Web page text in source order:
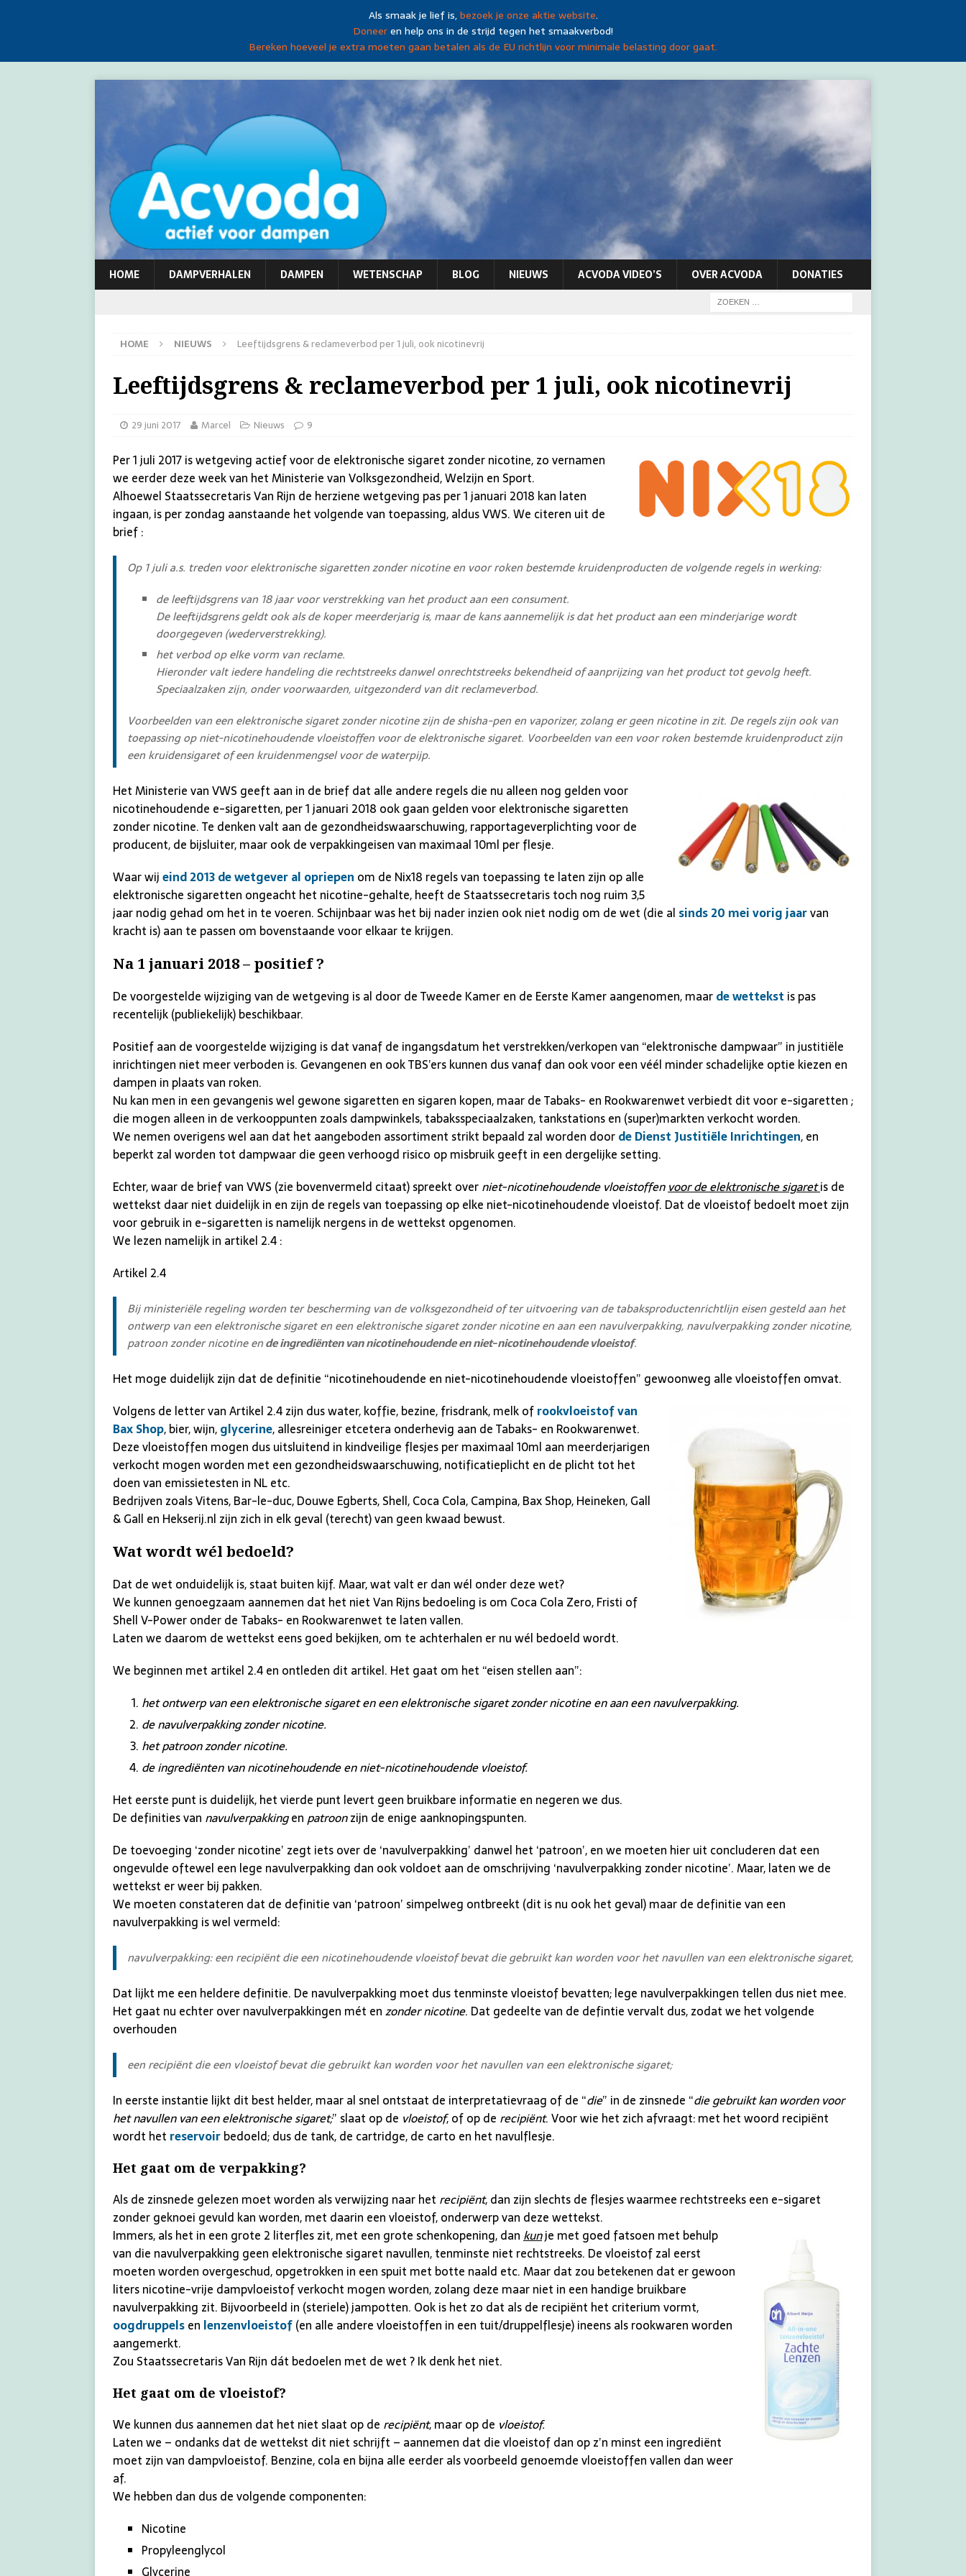
Als smaak je lief is,bezoek je onze aktie website.
Doneeren help ons in de strijd tegen het smaakverbod!
Bereken hoeveel je extra moeten gaan betalen als de EU richtlijn voor minimale belasting door gaat.
HOME DAMPVERHALEN DAMPEN WETENSCHAP BLOG NIEUWS ACVODA VIDEO’S OVER ACVODA DONATIES
HOME NIEUWS Leeftijdsgrens & reclameverbod per 1 juli, ook nicotinevrij
Leeftijdsgrens & reclameverbod per 1 juli, ook nicotinevrij
29 juni 2017 Marcel Nieuws 9
Per 1 juli 2017 is wetgeving actief voor de elektronische sigaret zonder nicotine, zo vernamen
we eerder deze week van het Ministerie van Volksgezondheid, Welzijn en Sport.
Alhoewel Staatssecretaris Van Rijn de herziene wetgeving pas per 1 januari 2018 kan laten
ingaan, is per zondag aanstaande het volgende van toepassing, aldus VWS. We citeren uit de
brief :
Op 1 juli a.s. treden voor elektronische sigaretten zonder nicotine en voor roken bestemde kruidenproducten de volgende regels in werking:
de leeftijdsgrens van 18 jaar voor verstrekking van het product aan een consument.
De leeftijdsgrens geldt ook als de koper meerderjarig is, maar de kans aannemelijk is dat het product aan een minderjarige wordt
doorgegeven (wederverstrekking).
het verbod op elke vorm van reclame.
Hieronder valt iedere handeling die rechtstreeks danwel onrechtstreeks bekendheid of aanprijzing van het product tot gevolg heeft.
Speciaalzaken zijn, onder voorwaarden, uitgezonderd van dit reclameverbod.
Voorbeelden van een elektronische sigaret zonder nicotine zijn de shisha-pen en vaporizer, zolang er geen nicotine in zit. De regels zijn ook van
toepassing op niet-nicotinehoudende vloeistoffen voor de elektronische sigaret. Voorbeelden van een voor roken bestemde kruidenproduct zijn
een kruidensigaret of een kruidenmengsel voor de waterpijp.
Het Ministerie van VWS geeft aan in de brief dat alle andere regels die nu alleen nog gelden voor
nicotinehoudende e-sigaretten, per 1 januari 2018 ook gaan gelden voor elektronische sigaretten
zonder nicotine. Te denken valt aan de gezondheidswaarschuwing, rapportageverplichting voor de
producent, de bijsluiter, maar ook de verpakkingeisen van maximaal 10ml per flesje.
Waar wijeind 2013 de wetgever al opriepen om de Nix18 regels van toepassing te laten zijn op alle
elektronische sigaretten ongeacht het nicotine-gehalte, heeft de Staatssecretaris toch nog ruim 3,5
jaar nodig gehad om het in te voeren. Schijnbaar was het bij nader inzien ook niet nodig om de wet (die al sinds 20 mei vorig jaarvan
kracht is) aan te passen om bovenstaande voor elkaar te krijgen.
Na 1 januari 2018 – positief ?
De voorgestelde wijziging van de wetgeving is al door de Tweede Kamer en de Eerste Kamer aangenomen, maarde wettekst is pas
recentelijk (publiekelijk) beschikbaar.
Positief aan de voorgestelde wijziging is dat vanaf de ingangsdatum het verstrekken/verkopen van “elektronische dampwaar” in justitiële
inrichtingen niet meer verboden is. Gevangenen en ook TBS’ers kunnen dus vanaf dan ook voor een véél minder schadelijke optie kiezen en
dampen in plaats van roken.
Nu kan men in een gevangenis wel gewone sigaretten en sigaren kopen, maar de Tabaks- en Rookwarenwet verbiedt dit voor e-sigaretten ;
die mogen alleen in de verkooppunten zoals dampwinkels, tabaksspeciaalzaken, tankstations en (super)markten verkocht worden.
We nemen overigens wel aan dat het aangeboden assortiment strikt bepaald zal worden doorde Dienst Justitiële Inrichtingen, en
beperkt zal worden tot dampwaar die geen verhoogd risico op misbruik geeft in een dergelijke setting.
Echter, waar de brief van VWS (zie bovenvermeld citaat) spreekt overniet-nicotinehoudende vloeistoffenvoor de elektronische sigaretis de
wettekst daar niet duidelijk in en zijn de regels van toepassing op elke niet-nicotinehoudende vloeistof. Dat de vloeistof bedoelt moet zijn
voor gebruik in e-sigaretten is namelijk nergens in de wettekst opgenomen.
We lezen namelijk in artikel 2.4 :
Artikel 2.4
Bij ministeriële regeling worden ter bescherming van de volksgezondheid of ter uitvoering van de tabaksproductenrichtlijn eisen gesteld aan het
ontwerp van een elektronische sigaret en een elektronische sigaret zonder nicotine en aan een navulverpakking, navulverpakking zonder nicotine,
patroon zonder nicotine ende ingrediënten van nicotinehoudende en niet-nicotinehoudende vloeistof.
Het moge duidelijk zijn dat de definitie “nicotinehoudende en niet-nicotinehoudende vloeistoffen” gewoonweg alle vloeistoffen omvat.
Volgens de letter van Artikel 2.4 zijn dus water, koffie, bezine, frisdrank, melk ofrookvloeistof van
Bax Shop, bier, wijn,glycerine, allesreiniger etcetera onderhevig aan de Tabaks- en Rookwarenwet.
Deze vloeistoffen mogen dus uitsluitend in kindveilige flesjes per maximaal 10ml aan meerderjarigen
verkocht mogen worden met een gezondheidswaarschuwing, notificatieplicht en de plicht tot het
doen van emissietesten in NL etc.
Bedrijven zoals Vitens, Bar-le-duc, Douwe Egberts, Shell, Coca Cola, Campina, Bax Shop, Heineken, Gall
& Gall en Hekserij.nl zijn zich in elk geval (terecht) van geen kwaad bewust.
Wat wordt wél bedoeld?
Dat de wet onduidelijk is, staat buiten kijf. Maar, wat valt er dan wél onder deze wet?
We kunnen genoegzaam aannemen dat het niet Van Rijns bedoeling is om Coca Cola Zero, Fristi of
Shell V-Power onder de Tabaks- en Rookwarenwet te laten vallen.
Laten we daarom de wettekst eens goed bekijken, om te achterhalen er nu wél bedoeld wordt.
We beginnen met artikel 2.4 en ontleden dit artikel. Het gaat om het “eisen stellen aan”:
het ontwerp van een elektronische sigaret en een elektronische sigaret zonder nicotine en aan een navulverpakking.
de navulverpakking zonder nicotine.
het patroon zonder nicotine.
de ingrediënten van nicotinehoudende en niet-nicotinehoudende vloeistof.
Het eerste punt is duidelijk, het vierde punt levert geen bruikbare informatie en negeren we dus.
De definities van navulverpakkingen patroonzijn de enige aanknopingspunten.
De toevoeging ‘zonder nicotine’ zegt iets over de ‘navulverpakking’ danwel het ‘patroon’, en we moeten hier uit concluderen dat een
ongevulde oftewel een lege navulverpakking dan ook voldoet aan de omschrijving ‘navulverpakking zonder nicotine’. Maar, laten we de
wettekst er weer bij pakken.
We moeten constateren dat de definitie van ‘patroon’ simpelweg ontbreekt (dit is nu ook het geval) maar de definitie van een
navulverpakking is wel vermeld:
navulverpakking:een recipiënt die een nicotinehoudende vloeistof bevat die gebruikt kan worden voor het navullen van een elektronische sigaret;
Dat lijkt me een heldere definitie. De navulverpakking moet dus tenminste vloeistof bevatten; lege navulverpakkingen tellen dus niet mee.
Het gaat nu echter over navulverpakkingen mét enzonder nicotine. Dat gedeelte van de defintie vervalt dus, zodat we het volgende
overhouden
een recipiënt die een vloeistof bevat die gebruikt kan worden voor het navullen van een elektronische sigaret;
In eerste instantie lijkt dit best helder, maar al snel ontstaat de interpretatievraag of de “die” in de zinsnede “die gebruikt kan worden voor
het navullen van een elektronische sigaret;” slaat op de vloeistof, of op de recipiënt. Voor wie het zich afvraagt: met het woord recipiënt
wordt het reservoirbedoeld; dus de tank, de cartridge, de carto en het navulflesje.
Het gaat om de verpakking?
Als de zinsnede gelezen moet worden als verwijzing naar het recipiënt, dan zijn slechts de flesjes waarmee rechtstreeks een e-sigaret
zonder geknoei gevuld kan worden, met daarin een vloeistof, onderwerp van deze wettekst.
Immers, als het in een grote 2 literfles zit, met een grote schenkopening, dan kunje met goed fatsoen met behulp
van die navulverpakking geen elektronische sigaret navullen, tenminste niet rechtstreeks. De vloeistof zal eerst
moeten worden overgeschud, opgetrokken in een spuit met botte naald etc. Maar dat zou betekenen dat er gewoon
liters nicotine-vrije dampvloeistof verkocht mogen worden, zolang deze maar niet in een handige bruikbare
navulverpakking zit. Bijvoorbeeld in (steriele) jampotten. Ook is het zo dat als de recipiënt het criterium vormt,
oogdruppelsen lenzenvloeistof(en alle andere vloeistoffen in een tuit/druppelflesje) ineens als rookwaren worden
aangemerkt.
Zou Staatssecretaris Van Rijn dát bedoelen met de wet ? Ik denk het niet.
Het gaat om de vloeistof?
We kunnen dus aannemen dat het niet slaat op de recipiënt, maar op de vloeistof.
Laten we – ondanks dat de wettekst dit niet schrijft – aannemen dat die vloeistof dan op z’n minst een ingrediënt
moet zijn van dampvloeistof. Benzine, cola en bijna alle eerder als voorbeeld genoemde vloeistoffen vallen dan weer
af.
We hebben dan dus de volgende componenten:
Nicotine
Propyleenglycol
Glycerine